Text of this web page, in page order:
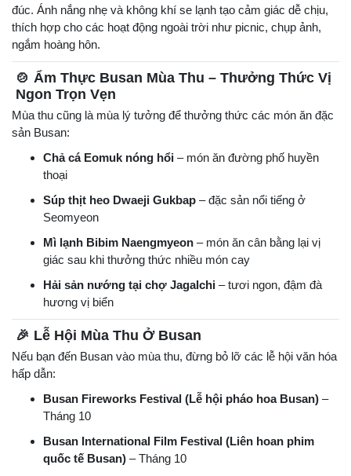
đúc. Ánh nắng nhẹ và không khí se lạnh tạo cảm giác dễ chịu,
thích hợp cho các hoạt động ngoài trời như picnic, chụp ảnh,
ngắm hoàng hôn.
🍲 Ẩm Thực Busan Mùa Thu – Thưởng Thức Vị
Ngon Trọn Vẹn
Mùa thu cũng là mùa lý tưởng để thưởng thức các món ăn đặc
sản Busan:
Chả cá Eomuk nóng hổi – món ăn đường phố huyền
thoại
Súp thịt heo Dwaeji Gukbap – đặc sản nổi tiếng ở
Seomyeon
Mì lạnh Bibim Naengmyeon – món ăn cân bằng lại vị
giác sau khi thưởng thức nhiều món cay
Hải sản nướng tại chợ Jagalchi – tươi ngon, đậm đà
hương vị biển
🎉 Lễ Hội Mùa Thu Ở Busan
Nếu bạn đến Busan vào mùa thu, đừng bỏ lỡ các lễ hội văn hóa
hấp dẫn:
Busan Fireworks Festival (Lễ hội pháo hoa Busan) –
Tháng 10
Busan International Film Festival (Liên hoan phim
quốc tế Busan) – Tháng 10